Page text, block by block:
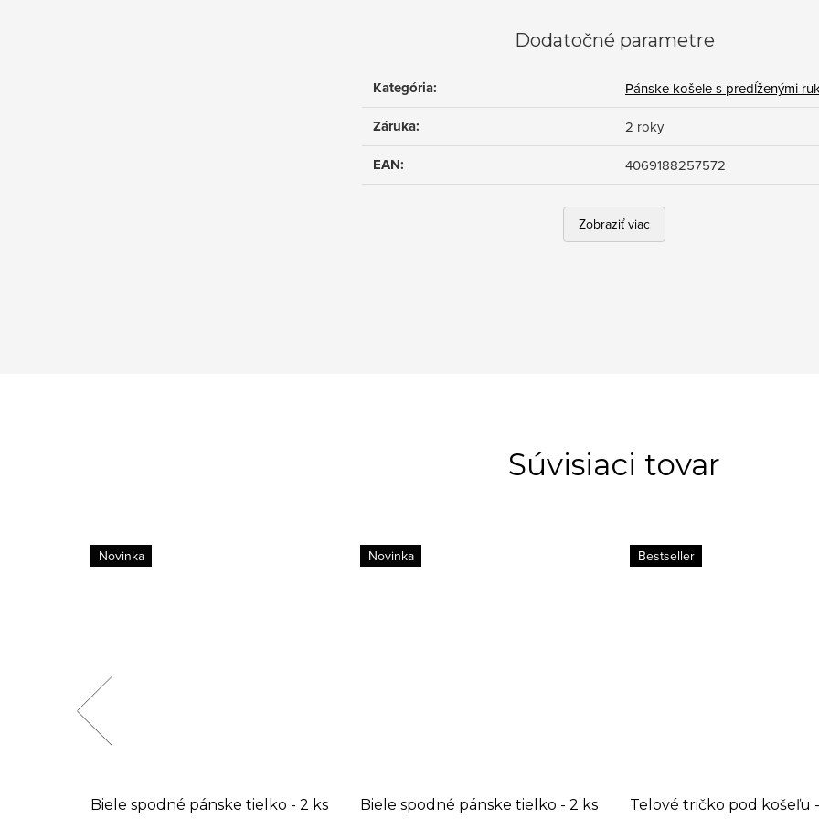
Dodatočné parametre
Kategória: Pánske košele s predĺženými
Záruka: 2 roky
EAN: 4069188257572
Zobraziť viac
Súvisiaci tovar
Novinka
Biele spodné pánske tielko - 2 ks
Novinka
Biele spodné pánske tielko - 2 ks
Bestseller
Telové tričko pod košeľu